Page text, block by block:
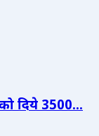
दिये 3500...